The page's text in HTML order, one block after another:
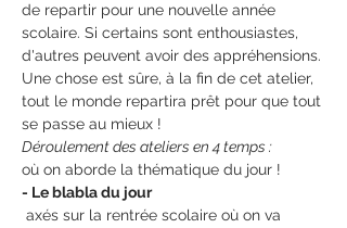
de repartir pour une nouvelle année
scolaire. Si certains sont enthousiastes,
d'autres peuvent avoir des appréhensions.
Une chose est sûre, à la fin de cet atelier,
tout le monde repartira prêt pour que tout
se passe au mieux !
Déroulement des ateliers en 4 temps :
où on aborde la thématique du jour !
- Le blabla du jour